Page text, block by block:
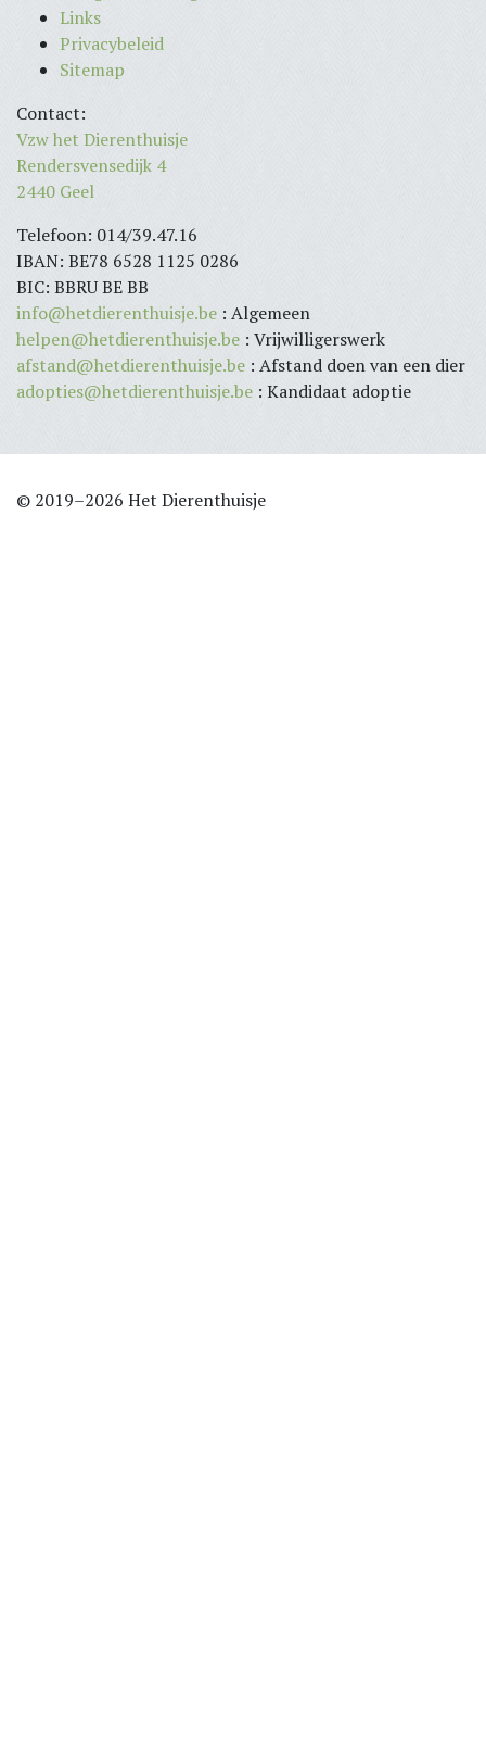
Links
Privacybeleid
Sitemap
Contact:
Vzw het Dierenthuisje
Rendersvensedijk 4
2440 Geel
Telefoon: 014/39.47.16
IBAN: BE78 6528 1125 0286
BIC: BBRU BE BB
info@hetdierenthuisje.be : Algemeen
helpen@hetdierenthuisje.be : Vrijwilligerswerk
afstand@hetdierenthuisje.be : Afstand doen van een dier
adopties@hetdierenthuisje.be : Kandidaat adoptie
© 2019–2026 Het Dierenthuisje